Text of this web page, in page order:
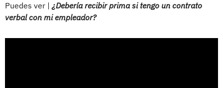
Puedes ver | ¿Debería recibir prima si tengo un contrato
verbal con mi empleador?